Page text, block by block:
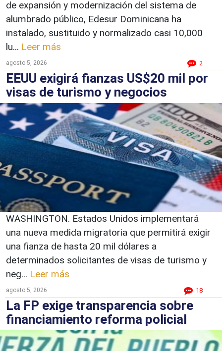
de expansión y modernización del sistema de
alumbrado público, Edesur Dominicana ha
instalado, sustituido y normalizado casi 10,000
lu... Leer más
agosto 5, 2026 2
EEUU exigirá fianzas US$20 mil por
visas de turismo y negocios
WASHINGTON. Estados Unidos implementará
una nueva medida migratoria que permitirá exigir
una fianza de hasta 20 mil dólares a
determinados solicitantes de visas de turismo y
neg... Leer más
agosto 5, 2026 18
La FP exige transparencia sobre
financiamiento reforma policial